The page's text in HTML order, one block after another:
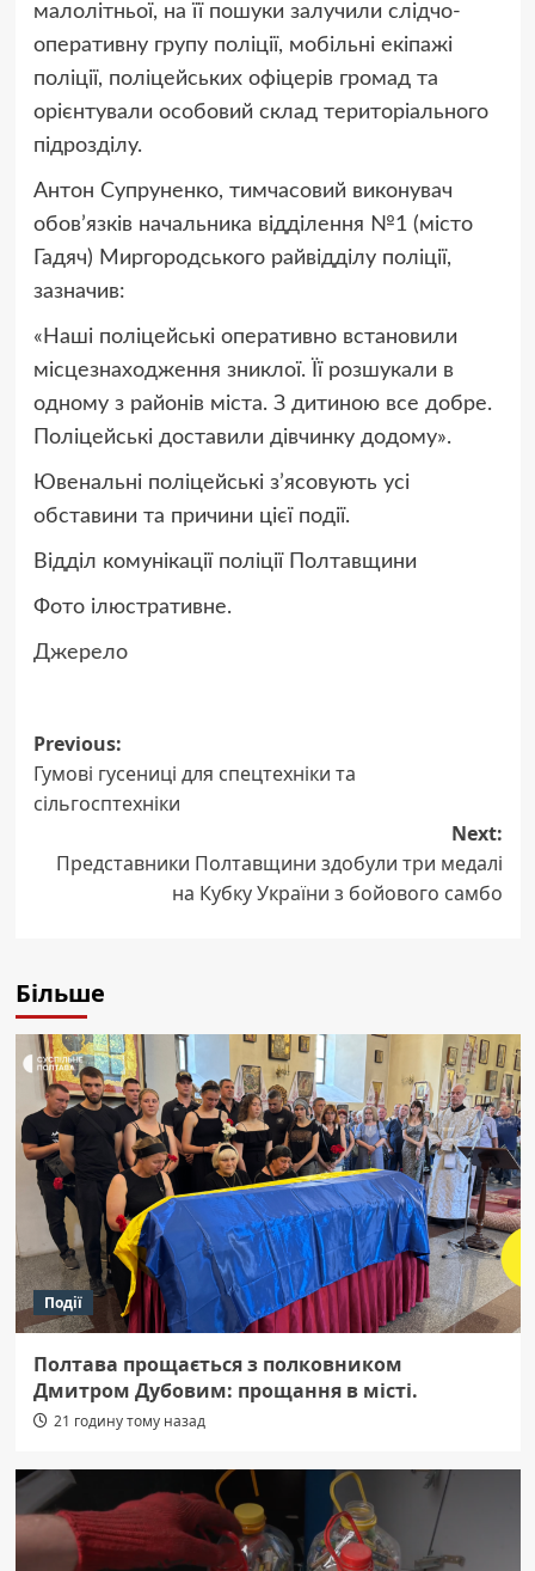
малолітньої, на її пошуки залучили слідчо-
оперативну групу поліції, мобільні екіпажі
поліції, поліцейських офіцерів громад та
орієнтували особовий склад територіального
підрозділу.
Антон Супруненко, тимчасовий виконувач
обов’язків начальника відділення №1 (місто
Гадяч) Миргородського райвідділу поліції,
зазначив:
«Наші поліцейські оперативно встановили
місцезнаходження зниклої. Її розшукали в
одному з районів міста. З дитиною все добре.
Поліцейські доставили дівчинку додому».
Ювенальні поліцейські з’ясовують усі
обставини та причини цієї події.
Відділ комунікації поліції Полтавщини
Фото ілюстративне.
Джерело
Post
navigation
Previous:
Гумові гусениці для спецтехніки та
сільгосптехніки
Next:
Представники Полтавщини здобули три медалі
на Кубку України з бойового самбо
Більше
Події
Полтава прощається з полковником
Дмитром Дубовим: прощання в місті.
21 годину тому назад